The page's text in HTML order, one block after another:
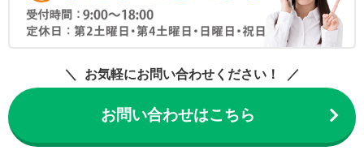
お気軽にお問い合わせください！
お問い合わせはこちら